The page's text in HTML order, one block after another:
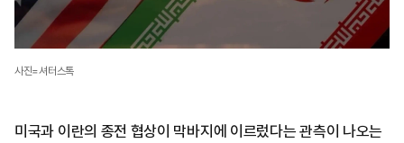
사진=셔터스톡
미국과 이란의 종전 협상이 막바지에 이르렀다는 관측이 나오는